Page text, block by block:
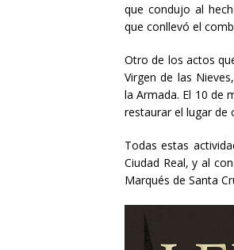
que condujo al
que conllevó el
Otro de los actos
Virgen de las
laArmada. El 10 de
restaurar el lugar de
Todas estas
Ciudad Real, y al
Marqués de Santa